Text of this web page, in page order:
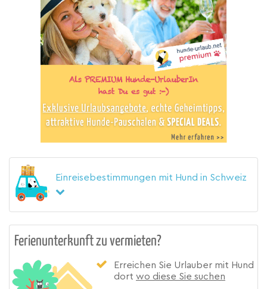
Einreisebestimmungen mit Hund in Schweiz
Ferienunterkunft zu vermieten?
Erreichen Sie Urlauber mit Hund
dort wo diese Sie suchen